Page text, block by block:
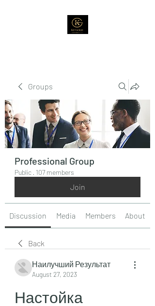
Groups
Professional Group
Public · 107 members
Join
Discussion Media Members About
Back
Наилучший Результат
August 27, 2023
Настойка